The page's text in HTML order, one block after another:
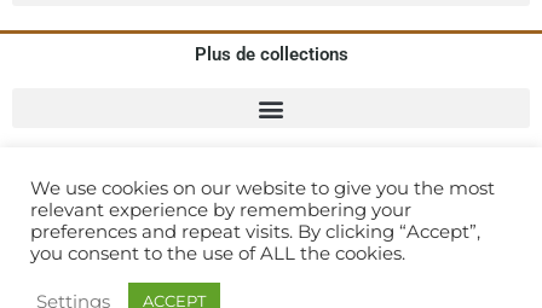
Plus de collections
Alioze:Agence de Communication Spécialisée Mode
© 2021 Matchy Matchy
We use cookies on our website to give you the most
relevant experience by remembering your
preferences and repeat visits. By clicking “Accept”,
you consent to the use of ALL the cookies.
Settings ACCEPT